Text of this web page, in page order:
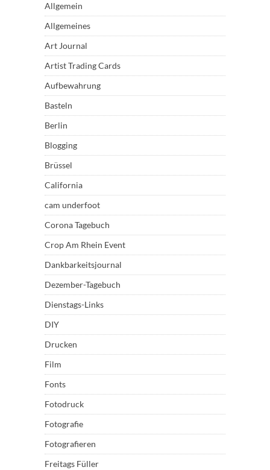
Allgemein
Allgemeines
Art Journal
Artist Trading Cards
Aufbewahrung
Basteln
Berlin
Blogging
Brüssel
California
cam underfoot
Corona Tagebuch
Crop Am Rhein Event
Dankbarkeitsjournal
Dezember-Tagebuch
Dienstags-Links
DIY
Drucken
Film
Fonts
Fotodruck
Fotografie
Fotografieren
Freitags Füller